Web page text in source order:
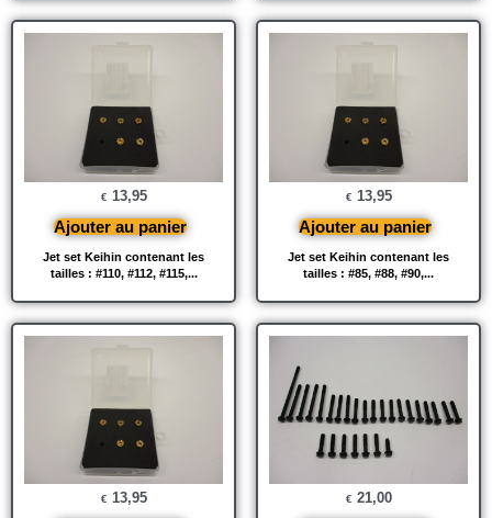
Jet set Keihin contenant les
tailles : #110, #112, #115,...
€ 13,95
Ajouter au panier
Jet set Keihin contenant les
tailles : #85, #88, #90,...
€ 13,95
Ajouter au panier
€ 13,95 € 21,00